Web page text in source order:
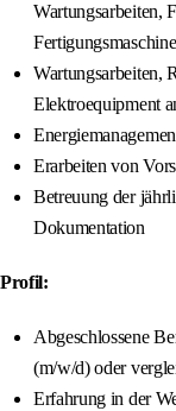
Wartungsarbeiten,
Wartungsarbeiten,
Elektroequipment
Erarbeiten von
Betreuung der
Dokumentation
Profil:
Abgeschlossene
(m/w/d) oder
Erfahrung in der